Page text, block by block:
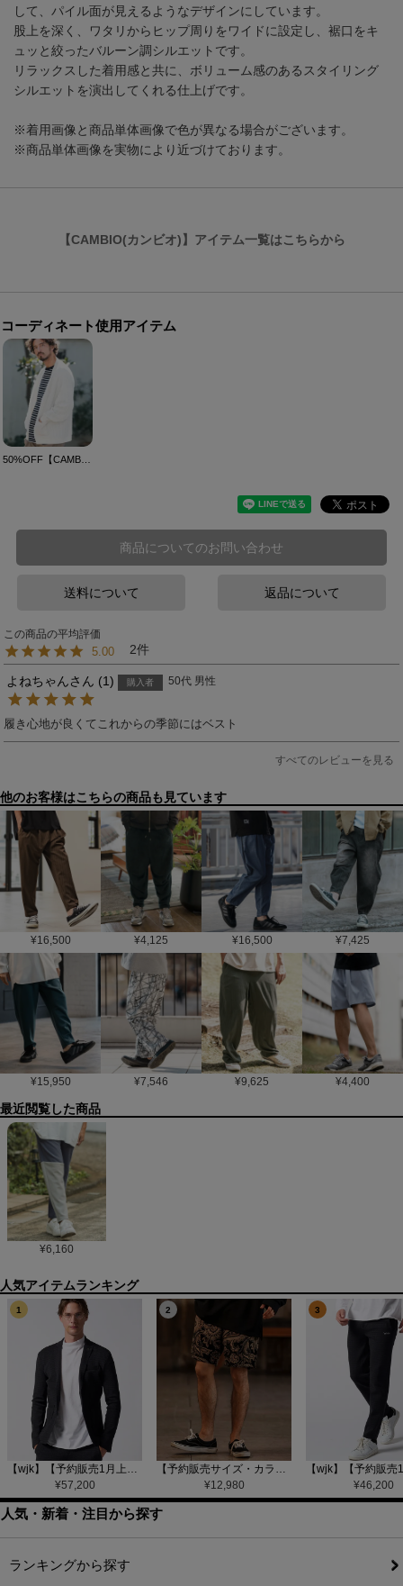
して、パイル面が見えるようなデザインにしています。
股上を深く、ワタリからヒップ周りをワイドに設定し、裾口をキ
ュッと絞ったバルーン調シルエットです。
リラックスした着用感と共に、ボリューム感のあるスタイリング
シルエットを演出してくれる仕上げです。
※着用画像と商品単体画像で色が異なる場合がございます。
※商品単体画像を実物により近づけております。
【CAMBIO(カンビオ)】アイテム一覧はこちらから
コーディネート使用アイテム
商品についてのお問い合わせ
送料について 返品について
5.00 2
よねちゃん 1 購入者 50代 男性
履き心地が良くてこれからの季節にはベスト
すべてのレビューを見る
他のお客様はこちらの商品も見ています
¥16,500 ¥4,125 ¥16,500 ¥7,425
¥15,950 ¥7,546 ¥9,625 ¥4,400
最近閲覧した商品
¥6,160
1
【wjk】【予約販売1月上旬～中旬入荷】function knit jacket(jacquard check) ニットジャケット(207 mw08j)
¥57,200
2
【予約販売サイズ・カラーにより納期異なる】【CAMBIO(カンビオ)】Gobelin Short Pants ショートパンツ(CAM25SS-002)
¥12,980
3
¥46,200
人気・新着・注目から探す
ランキングから探す